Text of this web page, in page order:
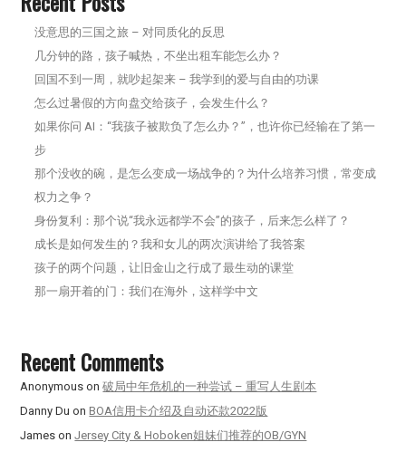
没意思的三国之旅 – 对同质化的反思
几分钟的路，孩子喊热，不坐出租车能怎么办？
回国不到一周，就吵起架来 – 我学到的爱与自由的功课
怎么过暑假的方向盘交给孩子，会发生什么？
如果你问 AI：“我孩子被欺负了怎么办？”，也许你已经输在了第一
步
那个没收的碗，是怎么变成一场战争的？为什么培养习惯，常变成
权力之争？
身份复利：那个说“我永远都学不会”的孩子，后来怎么样了？
成长是如何发生的？我和女儿的两次演讲给了我答案
孩子的两个问题，让旧金山之行成了最生动的课堂
那一扇开着的门：我们在海外，这样学中文
Recent Comments
Anonymous on破局中年危机的一种尝试 – 重写人生剧本
Danny Du onBOA信用卡介绍及自动还款2022版
James onJersey City & Hoboken姐妹们推荐的OB/GYN